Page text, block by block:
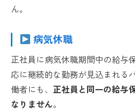
ん。
病気休職
正社員に病気休職期間中の給与
応に継続的な勤務が見込まれる
働者にも、正社員と同一の給与
なりません。